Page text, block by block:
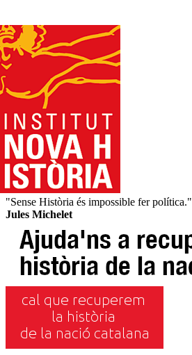
"Sense Història és impossible fer política."
Jules Michelet